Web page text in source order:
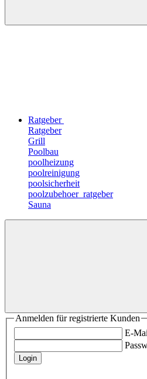
Ratgeber
Ratgeber
Grill
Poolbau
poolheizung
poolreinigung
poolsicherheit
poolzubehoer_ratgeber
Sauna
Anmelden für registrierte Kunden
E-
Login